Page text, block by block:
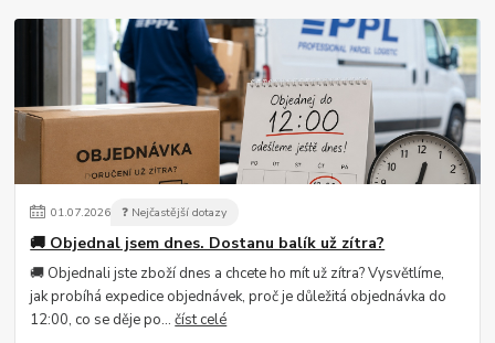
01.07.2026 ❓ Nejčastější dotazy
🚚 Objednal jsem dnes. Dostanu balík už zítra?
🚚 Objednali jste zboží dnes a chcete ho mít už zítra? Vysvětlíme,
jak probíhá expedice objednávek, proč je důležitá objednávka do
12:00, co se děje po...číst celé